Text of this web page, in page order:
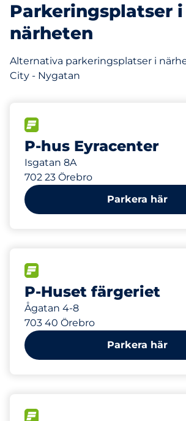
Parkeringsplatser i
närheten
Alternativa parkeringsplatser i
City - Nygatan
P-hus Eyracenter
Isgatan 8A
702 23 Örebro
Parkera här
P-Huset färgeriet
Ågatan 4-8
703 40 Örebro
Parkera här